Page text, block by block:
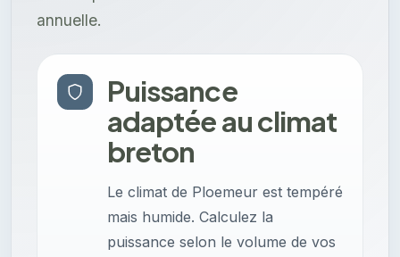
annuelle.
Puissance
adaptée au climat
breton
Le climat de Ploemeur est tempéré
mais humide. Calculez la
puissance selon le volume de vos